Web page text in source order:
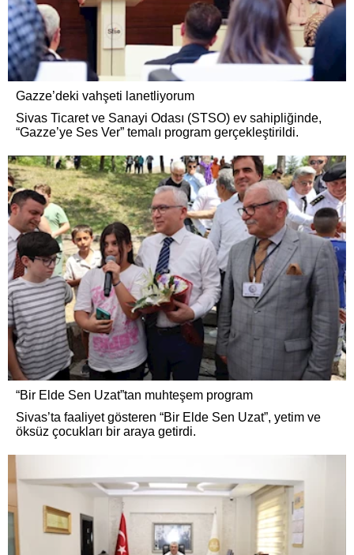
Gazze’deki vahşeti lanetliyorum
Sivas Ticaret ve Sanayi Odası (STSO) ev sahipliğinde,
“Gazze’ye Ses Ver” temalı program gerçekleştirildi.
“Bir Elde Sen Uzat”tan muhteşem program
Sivas’ta faaliyet gösteren “Bir Elde Sen Uzat”, yetim ve
öksüz çocukları bir araya getirdi.